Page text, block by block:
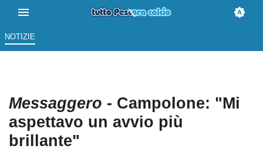
NOTIZIE
Messaggero - Campolone: "Mi
aspettavo un avvio più
brillante"